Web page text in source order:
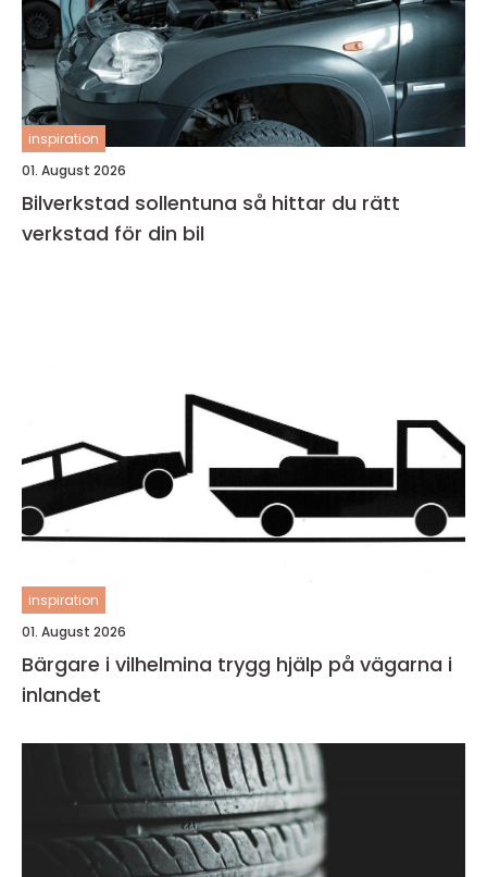
inspiration
01. August 2026
Bilverkstad sollentuna så hittar du rätt
verkstad för din bil
inspiration
01. August 2026
Bärgare i vilhelmina trygg hjälp på vägarna i
inlandet